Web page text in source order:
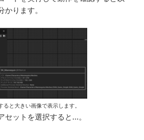
ります。
と大きい画像で表示します。
セットを選択すると…。